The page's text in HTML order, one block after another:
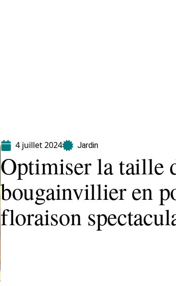
4 juillet 2024 Jardin
Optimiser la taille
bougainvillier en
floraison